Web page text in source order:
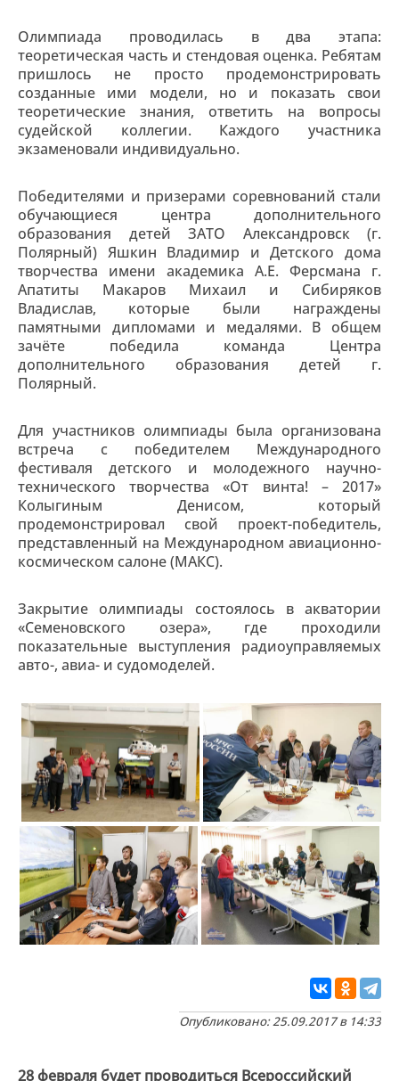
Олимпиада проводилась в два этапа:
теоретическая часть и стендовая оценка. Ребятам
пришлось не просто продемонстрировать
созданные ими модели, но и показать свои
теоретические знания, ответить на вопросы
судейской коллегии. Каждого участника
экзаменовали индивидуально.
Победителями и призерами соревнований стали
обучающиеся центра дополнительного
образования детей ЗАТО Александровск (г.
Полярный) Яшкин Владимир и Детского дома
творчества имени академика А.Е. Ферсмана г.
Апатиты Макаров Михаил и Сибиряков
Владислав, которые были награждены
памятными дипломами и медалями. В общем
зачёте победила команда Центра
дополнительного образования детей г.
Полярный.
Для участников олимпиады была организована
встреча с победителем Международного
фестиваля детского и молодежного научно-
технического творчества «От винта! – 2017»
Колыгиным Денисом, который
продемонстрировал свой проект-победитель,
представленный на Международном авиационно-
космическом салоне (МАКС).
Закрытие олимпиады состоялось в акватории
«Семеновского озера», где проходили
показательные выступления радиоуправляемых
авто-, авиа- и судомоделей.
Опубликовано: 25.09.2017 в 14:33
28 февраля будет проводиться Всероссийский